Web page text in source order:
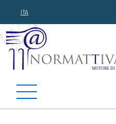
ITA
Normattiva